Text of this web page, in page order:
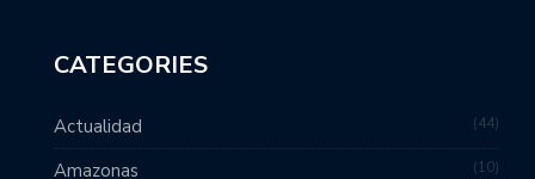
CATEGORIES
Actualidad 44
Amazonas 10